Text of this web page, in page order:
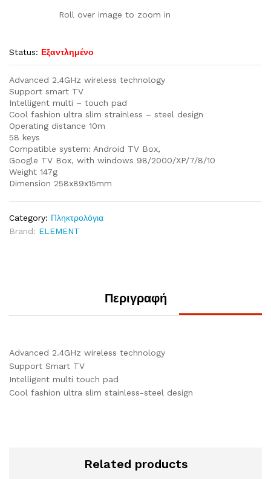
Roll over image to zoom in
Status: Εξαντλημένο
Advanced 2.4GHz wireless technology
Support smart TV
Intelligent multi – touch pad
Cool fashion ultra slim strainless – steel design
Operating distance 10m
58 keys
Compatible system: Android TV Box,
Google TV Box, with windows 98/2000/XP/7/8/10
Weight 147g
Dimension 258x89x15mm
Category: Πληκτρολόγια
Brand: ELEMENT
Περιγραφή
Advanced 2.4GHz wireless technology
Support Smart TV
Intelligent multi touch pad
Cool fashion ultra slim stainless-steel design
Related products